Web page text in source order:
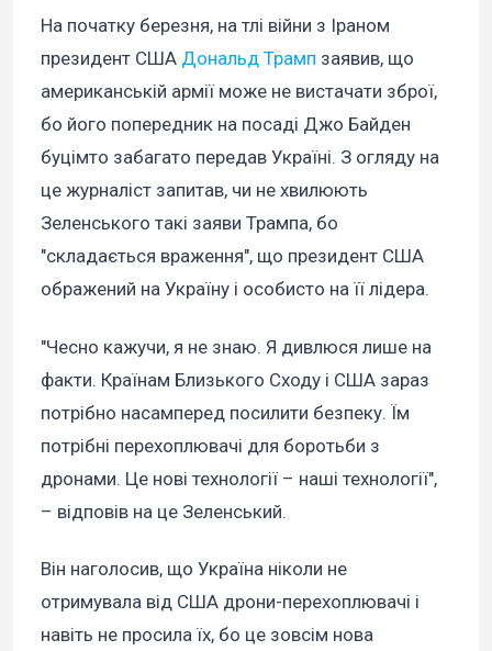
На початку березня, на тлі війни з Іраном
президент США Дональд Трамп заявив, що
американській армії може не вистачати зброї,
бо його попередник на посаді Джо Байден
буцімто забагато передав Україні. З огляду на
це журналіст запитав, чи не хвилюють
Зеленського такі заяви Трампа, бо
"складається враження", що президент США
ображений на Україну і особисто на її лідера.
"Чесно кажучи, я не знаю. Я дивлюся лише на
факти. Країнам Близького Сходу і США зараз
потрібно насамперед посилити безпеку. Їм
потрібні перехоплювачі для боротьби з
дронами. Це нові технології – наші технології",
– відповів на це Зеленський.
Він наголосив, що Україна ніколи не
отримувала від США дрони-перехоплювачі і
навіть не просила їх, бо це зовсім нова